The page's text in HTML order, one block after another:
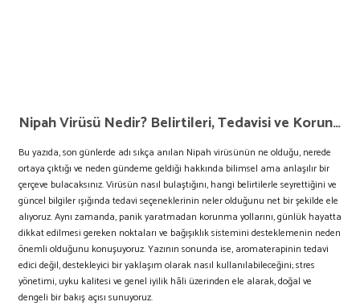
Nipah Virüsü Nedir? Belirtileri, Tedavisi ve Korunma Yolları
Bu yazıda, son günlerde adı sıkça anılan Nipah virüsünün ne olduğu, nerede
ortaya çıktığı ve neden gündeme geldiği hakkında bilimsel ama anlaşılır bir
çerçeve bulacaksınız. Virüsün nasıl bulaştığını, hangi belirtilerle seyrettiğini ve
güncel bilgiler ışığında tedavi seçeneklerinin neler olduğunu net bir şekilde ele
alıyoruz. Aynı zamanda, panik yaratmadan korunma yollarını, günlük hayatta
dikkat edilmesi gereken noktaları ve bağışıklık sistemini desteklemenin neden
önemli olduğunu konuşuyoruz. Yazının sonunda ise, aromaterapinin tedavi
edici değil, destekleyici bir yaklaşım olarak nasıl kullanılabileceğini; stres
yönetimi, uyku kalitesi ve genel iyilik hâli üzerinden ele alarak, doğal ve
dengeli bir bakış açısı sunuyoruz.